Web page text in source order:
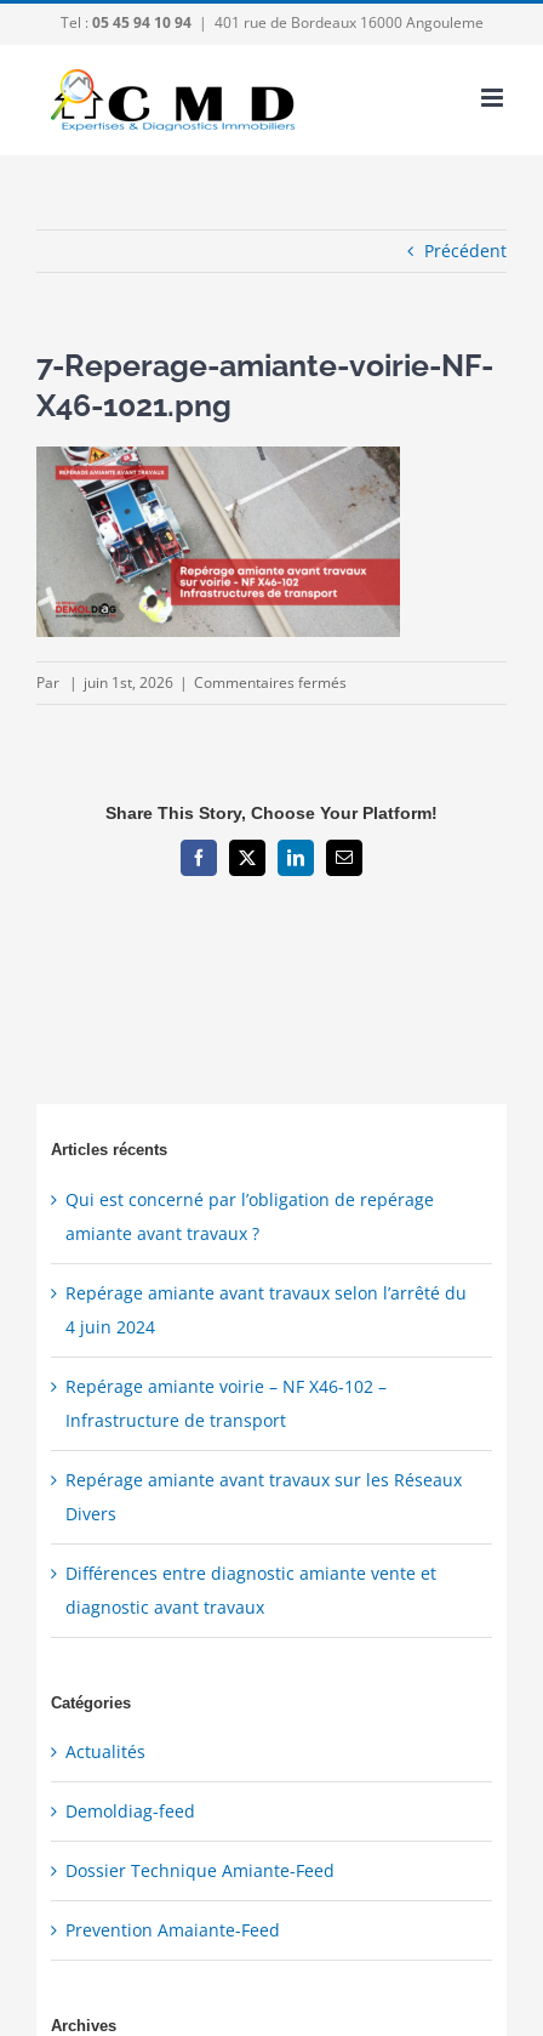
contenu
Tel : 05 45 94 10 94 | 401 rue de Bordeaux 16000 Angouleme
Précédent
7-Reperage-amiante-voirie-NF-
X46-1021.png
Par | juin 1st, 2026 | Commentaires fermés
X46-
Share This Story, Choose Your Platform!
Facebook
X LinkedInEmail
Articles récents
Qui est concerné par l’obligation de repérage
amiante avant travaux ?
Repérage amiante avant travaux selon l’arrêté du
4 juin 2024
Repérage amiante voirie – NF X46-102 –
Infrastructure de transport
Repérage amiante avant travaux sur les Réseaux
Divers
Différences entre diagnostic amiante vente et
diagnostic avant travaux
Catégories
Actualités
Demoldiag-feed
Dossier Technique Amiante-Feed
Prevention Amaiante-Feed
Archives